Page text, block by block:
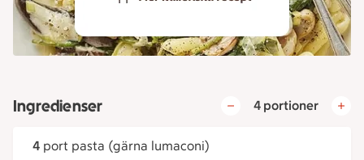
Ingredienser 4 portioner
4 port pasta (gärna lumaconi)